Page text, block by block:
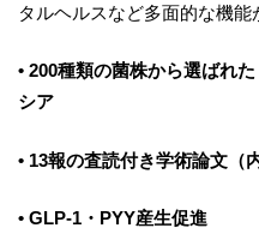
タルヘルスなど多面的な機能
• 200種類の菌株から選ばれ
シア
• 13報の査読付き学術論文（
• GLP-1・PYY産生促進